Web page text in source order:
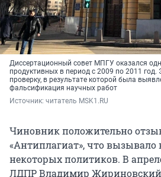
Диссертационный совет МПГУ оказался
продуктивных в период с 2009 по 2011 год.
проверку, в результате которой была
фальсификация научных работ
Источник: читатель MSK1.RU
Чиновник положительно
«Антиплагиат», что вызывало
некоторых политиков. В
ЛДПР Владимир Жириновский